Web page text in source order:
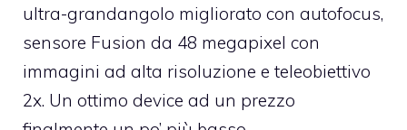
ultra-grandangolo migliorato con autofocus,
sensore Fusion da 48 megapixel con
immagini ad alta risoluzione e teleobiettivo
2x. Un ottimo device ad un prezzo